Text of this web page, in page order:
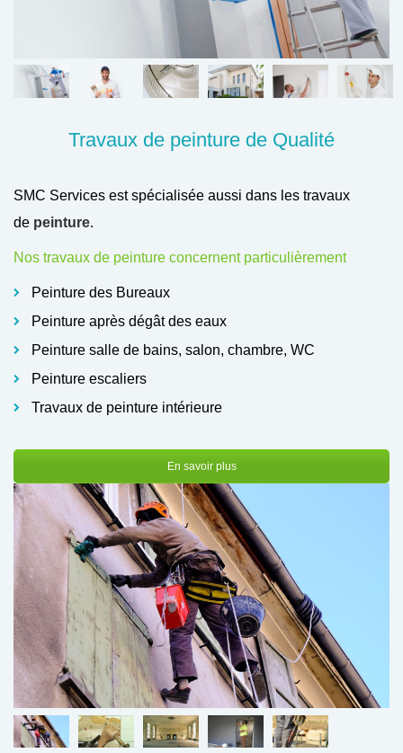
Travaux de peinture de Qualité
SMC Services est spécialisée aussi dans les travaux
de peinture.
Nos travaux de peinture concernent particulièrement
Peinture des Bureaux
Peinture après dégât des eaux
Peinture salle de bains, salon, chambre, WC
Peinture escaliers
Travaux de peinture intérieure
En savoir plus